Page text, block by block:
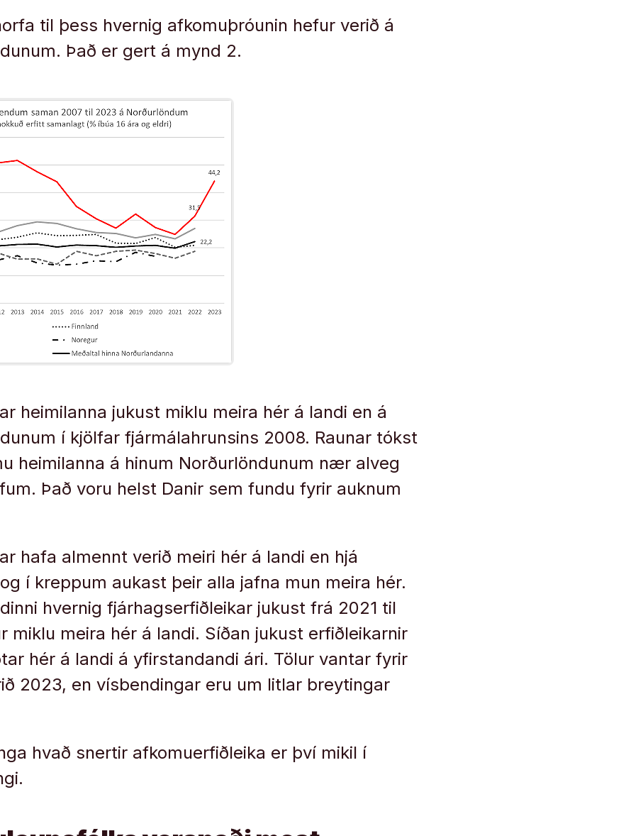
til þess hvernig afkomuþróunin hefur verið á
Það er gert á mynd 2.
heimilanna jukust miklu meira hér á landi en á
í kjölfar fjármálahrunsins 2008. Raunar tókst
heimilanna á hinum Norðurlöndunum nær alveg
Það voru helst Danir sem fundu fyrir auknum
hafa almennt verið meiri hér á landi en hjá
í kreppum aukast þeir alla jafna mun meira hér.
hvernig fjárhagserfiðleikar jukust frá 2021 til
miklu meira hér á landi. Síðan jukust erfiðleikarnir
hér á landi á yfirstandandi ári. Tölur vantar fyrir
2023, en vísbendingar eru um litlar breytingar
hvað snertir afkomuerfiðleika er því mikil í